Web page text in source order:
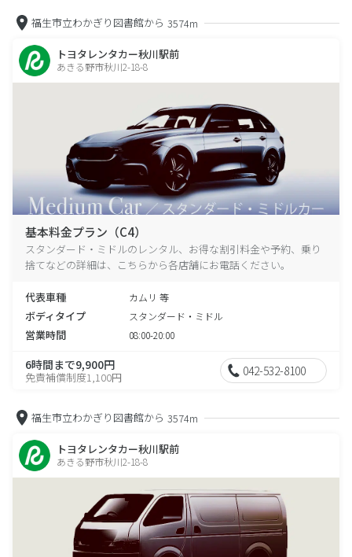
福生市立わかぎり図書館から 3574m
トヨタレンタカー秋川駅前
あきる野市秋川2-18-8
基本料金プラン（C4）
スタンダード・ミドルのレンタル、お得な割引料金や予約、乗り
捨てなどの詳細は、こちらから各店舗にお電話ください。
代表車種 カムリ 等
ボディタイプ スタンダード・ミドル
営業時間 08:00-20:00
6時間まで9,900円
免責補償制度1,100円 042-532-8100
福生市立わかぎり図書館から 3574m
トヨタレンタカー秋川駅前
あきる野市秋川2-18-8